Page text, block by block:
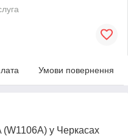
Умови повернення
у Черкасах